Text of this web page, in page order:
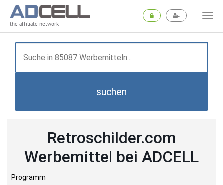
the affiliate network
suchen
Retroschilder.com
Werbemittel bei ADCELL
Programm